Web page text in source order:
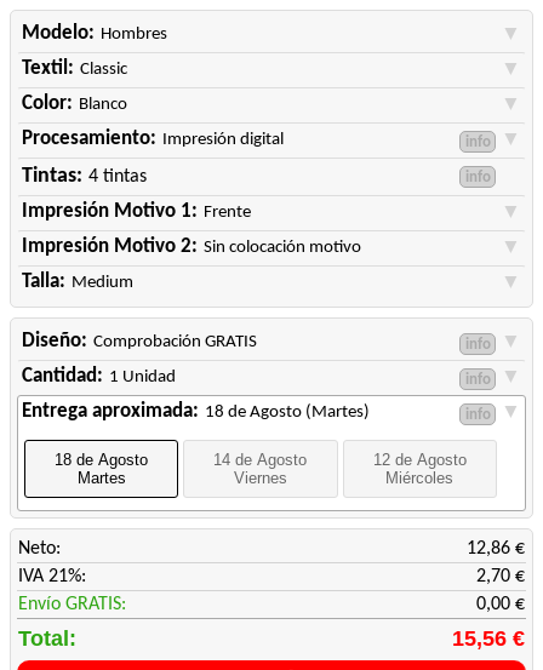
Modelo: Hombres ▼
Textil: Classic ▼
Color: Blanco ▼
Procesamiento: Impresión digital info ▼
Tintas: 4 tintas info
Impresión Motivo 1: Frente ▼
Impresión Motivo 2: Sin colocación motivo ▼
Talla: Medium ▼
Diseño: Comprobación GRATIS info ▼
Cantidad: 1 Unidad info ▼
Entrega aproximada: 18 de Agosto (Martes) info ▼
18 de Agosto
Martes
14 de Agosto
Viernes
12 de Agosto
Miércoles
Neto:
12,86 €
IVA 21%:
2,70 €
Envío GRATIS:
0,00 €
Total: 15,56 €